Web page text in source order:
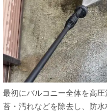
最初にバルコニー全体を高圧
苔・汚れなどを除去し、防